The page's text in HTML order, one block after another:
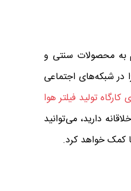
به محصولات سنتی و
در شبکه‌های اجتماعی
کارگاه تولید فیلتر هوا
دارید، می‌توانید
کمک خواهد کرد.